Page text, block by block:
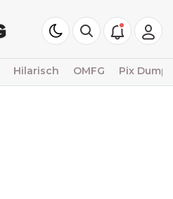
Hilarisch OMFG Pix Dump